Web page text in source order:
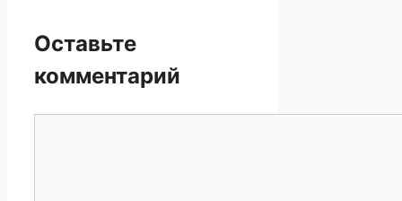
Оставьте
комментарий